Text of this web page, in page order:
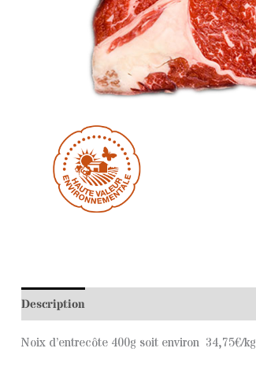
Description
Noix d’entrecôte 400g soit environ 34,75€/kg